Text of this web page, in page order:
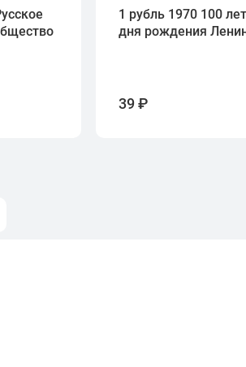
1 рубль 1970 100
дня рождения
39 ₽